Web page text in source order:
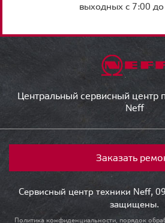
выходных с 7:00
Центральный сервисный центр
Neff
Заказать
Сервисный центр техники Neff,
защищены.
Политика конфиденциальности, порядок